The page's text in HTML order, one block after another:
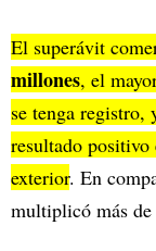
El superávit
millones, el
se tenga registro,
resultado
exterior. En
multiplicó más de